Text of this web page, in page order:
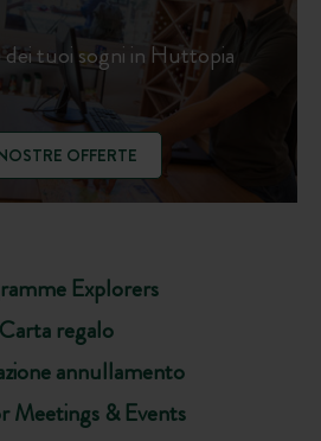
Explorers
Carta regalo
annullamento
Meetings & Events
dei tuoi sogni in Huttopia
OFFERTE